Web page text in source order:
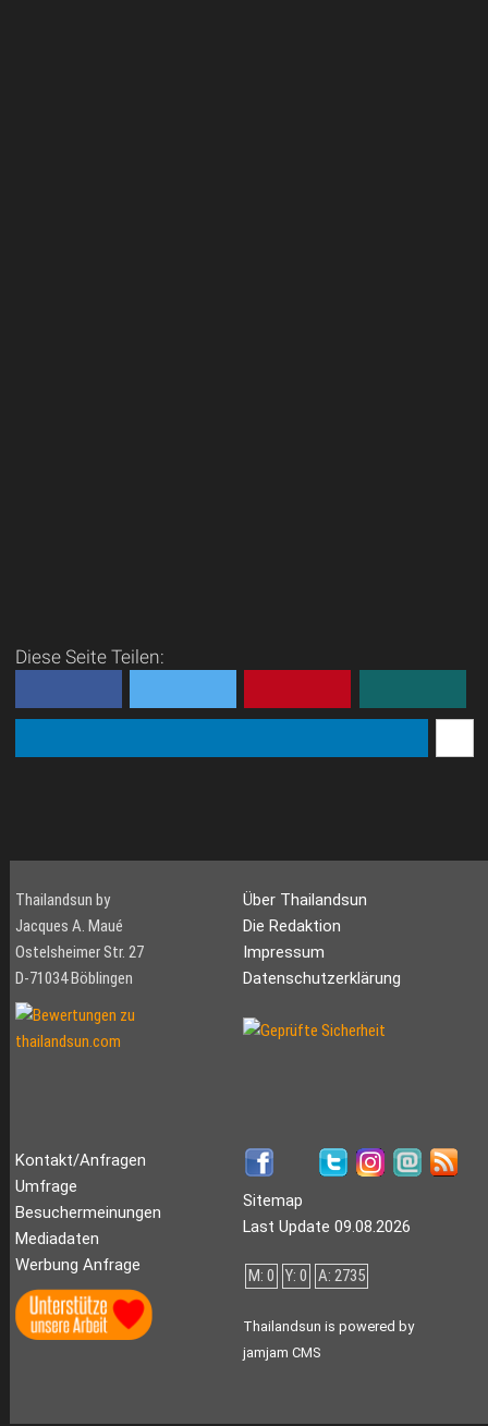
Diese Seite Teilen:
Thailandsun by
Jacques A. Maué
Ostelsheimer Str. 27
D-71034 Böblingen
Über Thailandsun
Die Redaktion
Impressum
Datenschutzerklärung
Kontakt/Anfragen
Umfrage
Besuchermeinungen
Mediadaten
Werbung Anfrage
Sitemap
Last Update 09.08.2026
M: 0 Y: 0 A: 2735
Thailandsun is powered by
jamjam CMS